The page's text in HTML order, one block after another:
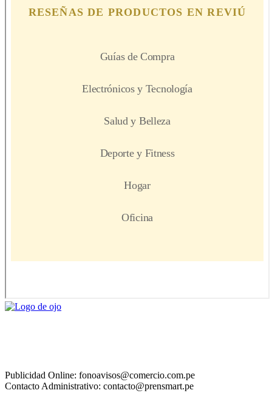
Publicidad Online: fonoavisos@comercio.com.pe
Contacto Administrativo: contacto@prensmart.pe